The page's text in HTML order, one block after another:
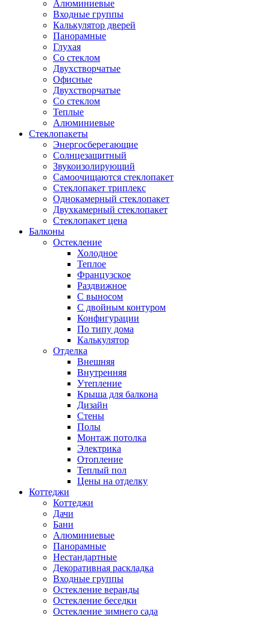
Алюминиевые
Входные группы
Калькулятор дверей
Панорамные
Глухая
Со стеклом
Двухстворчатые
Офисные
Двухстворчатые
Со стеклом
Теплые
Алюминиевые
Стеклопакеты
Энергосберегающие
Солнцезащитный
Звукоизолирующий
Самоочищаются стеклопакет
Стеклопакет триплекс
Однокамерный стеклопакет
Двухкамерный стеклопакет
Стеклопакет цена
Балконы
Остекление
Холодное
Теплое
Французское
Раздвижное
С выносом
С двойным контуром
Конфигурации
По типу дома
Калькулятор
Отделка
Внешняя
Внутренняя
Утепление
Крыша для балкона
Дизайн
Стены
Полы
Монтаж потолка
Электрика
Отопление
Теплый пол
Цены на отделку
Коттеджи
Коттеджи
Дачи
Бани
Алюминиевые
Панорамные
Нестандартные
Декоративная раскладка
Входные группы
Остекление веранды
Остекление беседки
Остекление зимнего сада